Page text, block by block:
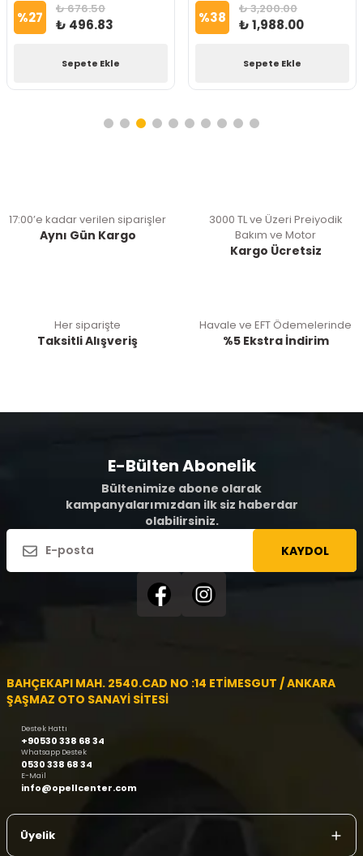
%27 ₺ 676.50
₺ 496.83
Sepete Ekle
%38 ₺ 3,200.00
₺ 1,988.00
Sepete Ekle
17:00’e kadar verilen siparişler
Aynı Gün Kargo
3000 TL ve Üzeri Preiyodik
Bakım ve Motor
Kargo Ücretsiz
Her siparişte
Taksitli Alışveriş
Havale ve EFT Ödemelerinde
%5 Ekstra İndirim
E-Bülten Abonelik
Bültenimize abone olarak
kampanyalarımızdan ilk siz haberdar
olabilirsiniz.
KAYDOL
BAHÇEKAPI MAH. 2540.CAD NO :14 ETİMESGUT / ANKARA
ŞAŞMAZ OTO SANAYİ SİTESİ
Destek Hattı
+90530 338 68 34
Whatsapp Destek
0530 338 68 34
E-Mail
info@opellcenter.com
Üyelik